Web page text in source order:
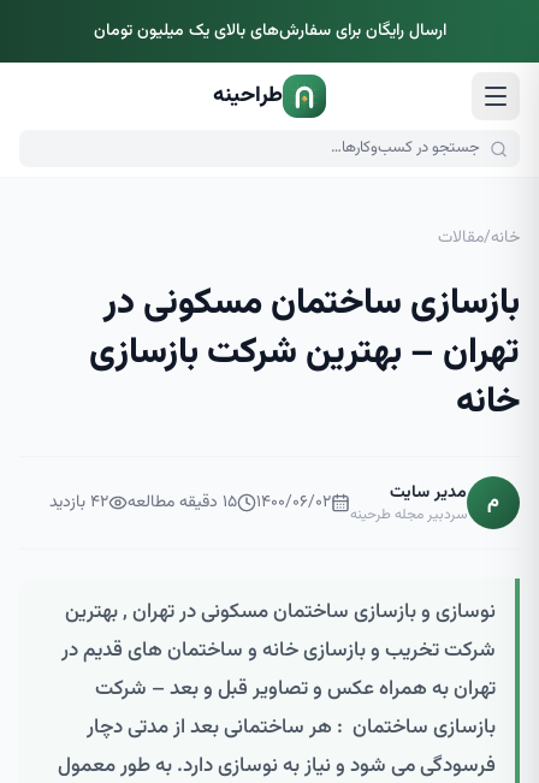
ارسال رایگان برای سفارش‌های بالای یک میلیون تومان
طراحینه
خانه/مقالات
بازسازی ساختمان مسکونی در
تهران – بهترین شرکت بازسازی
خانه
م مدیر سایت
سردبیر مجله طرحینه ۱۴۰۰/۰۶/۰۲ ۱۵ دقیقه مطالعه ۴۲ بازدید
نوسازی و بازسازی ساختمان مسکونی در تهران , بهترین
شرکت تخریب و بازسازی خانه و ساختمان های قدیم در
تهران به همراه عکس و تصاویر قبل و بعد – شرکت
بازسازی ساختمان : هر ساختمانی بعد از مدتی دچار
فرسودگی می شود و نیاز به نوسازی دارد. به طور معمول